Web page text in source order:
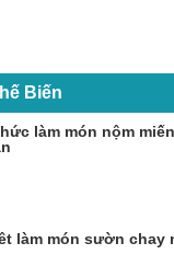
Biến
làm món nộm
làm món sườn chay